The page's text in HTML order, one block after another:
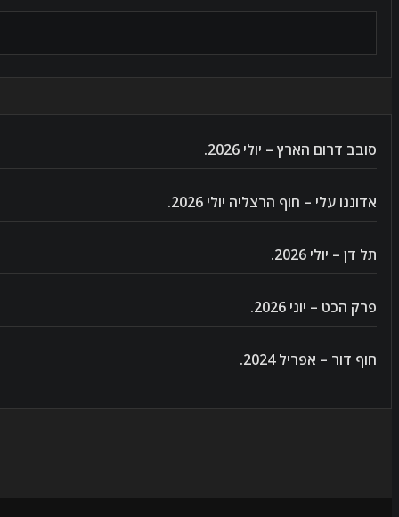
סובב דרום הארץ – יולי 2026.
אדוננו עלי – חוף הרצליה יולי 2026.
תל דן – יולי 2026.
פרק הכט – יוני 2026.
חוף דור – אפריל 2024.